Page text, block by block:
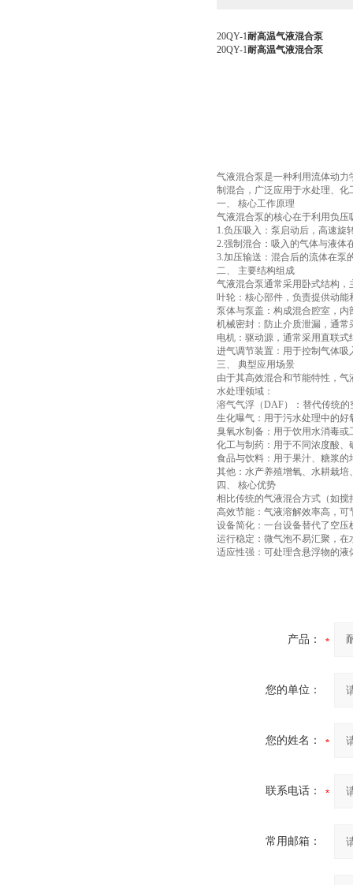
20QY-1耐高温气液混合泵
20QY-1耐高温气液混合泵
气液混合泵是一种利用流体动
制混合，广泛应用于水处理、化
一、 核心工作原理
气液混合泵的核心在于利用负
1.负压吸入：泵启动后，高速旋
2.强制混合：吸入的气体与液体
3.加压输送：混合后的流体在泵
二、 主要结构组成
气液混合泵通常采用卧式结构，
叶轮：核心部件，负责提供动
泵体与泵盖：构成混合腔室，
机械密封：防止介质泄漏，通
电机：驱动源，通常采用直联式
进气调节装置：用于控制气体
三、 典型应用场景
由于其高效混合和节能特性，
水处理领域：
溶气气浮（DAF）：替代传统
生化曝气：用于污水处理中的
臭氧水制备：用于饮用水消毒
化工与制药：用于不同浓度酸
食品与饮料：用于果汁、糖浆
其他：水产养殖增氧、水耕栽培
四、 核心优势
相比传统的气液混合方式（如
高效节能：气液溶解效率高，可
设备简化：一台设备替代了空
运行稳定：微气泡不易汇聚，
适应性强：可处理含悬浮物的
产品：
您的单位：
您的姓名：
联系电话：
常用邮箱：